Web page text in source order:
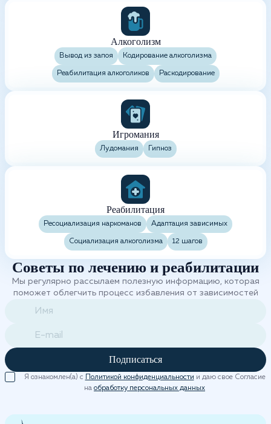
Алкоголизм
Вывод из запоя Кодирование алкоголизма
Реабилитация алкоголиков Раскодирование
Игромания
Лудомания Гипноз
Реабилитация
Ресоциализация наркоманов Адаптация зависимых
Социализация алкоголизма 12 шагов
Советы по лечению и реабилитации
Мы регулярно рассылаем полезную информацию, которая
поможет облегчить процесс избавления от зависимостей
Подписаться
Я ознакомлен(а) с Политикой конфиденциальности и даю свое Согласие
на обработку персональных данных